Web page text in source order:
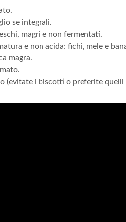
se integrali.
magri e non fermentati.
e non acida: fichi, mele e
magra.
(evitate i biscotti o preferite quelli